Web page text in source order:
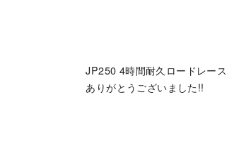
JP250 4時間耐久ロードレー
ありがとうございました!!